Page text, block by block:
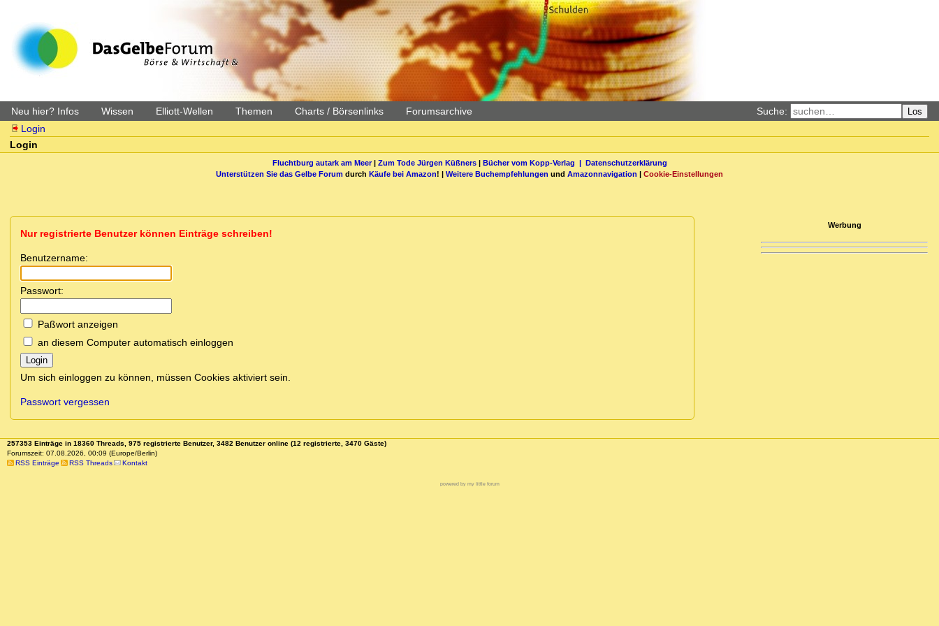
Neu hier? Infos Wissen Elliott-Wellen Themen Charts / Börsenlinks Forumsarchive Suche: Los
Login
Login
Fluchtburg autark am Meer| Zum Tode Jürgen Küßners| Bücher vom Kopp-Verlag | Datenschutzerklärung
Unterstützen Sie das Gelbe Forum durch Käufe bei Amazon! | Weitere Buchempfehlungen und Amazonnavigation | Cookie-Einstellungen
Nur registrierte Benutzer können Einträge schreiben!
Benutzername:
Passwort:
Paßwort anzeigen
an diesem Computer automatisch einloggen
Login
Um sich einloggen zu können, müssen Cookies aktiviert sein.
Passwort vergessen
Werbung
257353 Einträge in 18360 Threads, 975 registrierte Benutzer, 3482 Benutzer online (12 registrierte, 3470 Gäste)
Forumszeit: 07.08.2026, 00:09 (Europe/Berlin)
RSS Einträge
RSS Threads Kontakt
powered by my little forum